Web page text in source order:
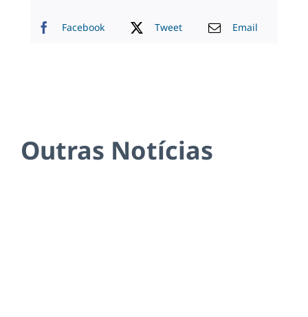
Facebook Tweet Email
Outras Notícias